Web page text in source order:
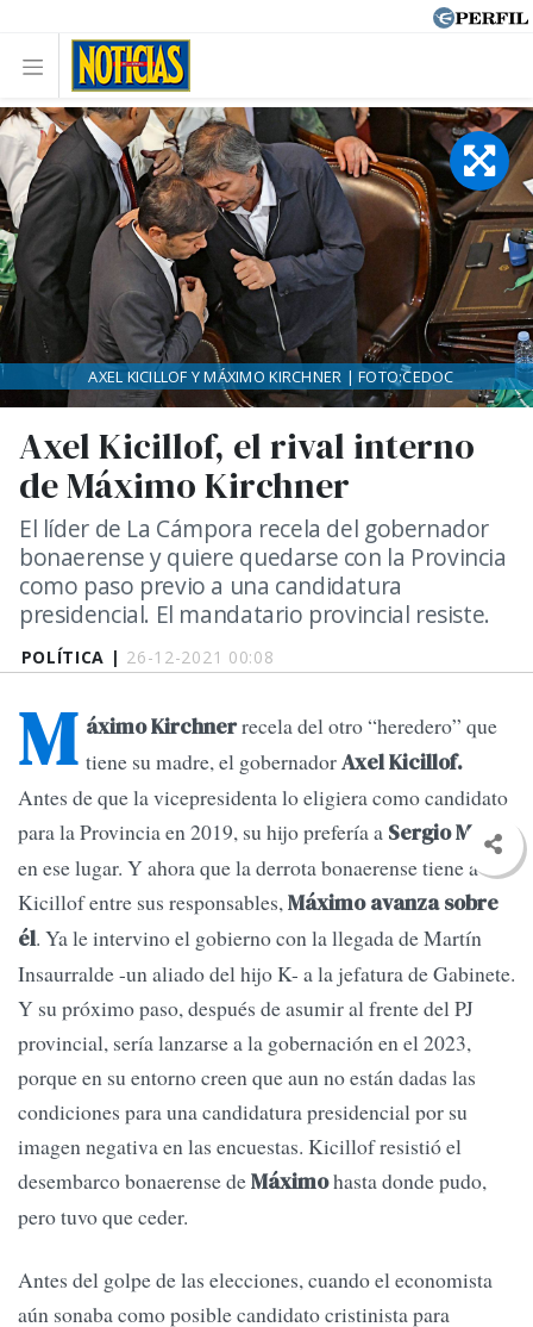
POLÍTICA | 26-12-2021 00:08
Axel Kicillof, el rival interno
de Máximo Kirchner
El líder de La Cámpora recela del gobernador
bonaerense y quiere quedarse con la Provincia
como paso previo a una candidatura
presidencial. El mandatario provincial resiste.
AXEL KICILLOF Y MÁXIMO KIRCHNER | FOTO:CEDOC
M áximo Kirchnerrecela del otro “heredero” que
tiene su madre, el gobernadorAxel Kicillof.
Antes de que la vicepresidenta lo eligiera como candidato
para la Provincia en 2019, su hijo prefería a Sergio Massa
en ese lugar. Y ahora que la derrota bonaerense tiene a
Kicillof entre sus responsables,Máximo avanza sobre
él. Ya le intervino el gobierno con la llegada de Martín
Insaurralde -un aliado del hijo K- a la jefatura de Gabinete.
Y su próximo paso, después de asumir al frente del PJ
provincial, sería lanzarse a la gobernación en el 2023,
porque en su entorno creen que aun no están dadas las
condiciones para una candidatura presidencial por su
imagen negativa en las encuestas. Kicillof resistió el
desembarco bonaerense deMáximohasta donde pudo,
pero tuvo que ceder.
Antes del golpe de las elecciones, cuando el economista
aún sonaba como posible candidato cristinista para